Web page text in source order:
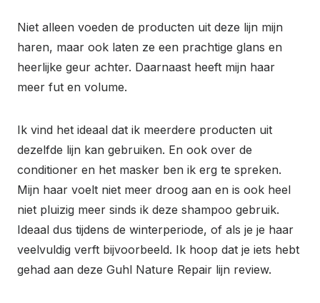
Niet alleen voeden de producten uit deze lijn mijn
haren, maar ook laten ze een prachtige glans en
heerlijke geur achter. Daarnaast heeft mijn haar
meer fut en volume.
Ik vind het ideaal dat ik meerdere producten uit
dezelfde lijn kan gebruiken. En ook over de
conditioner en het masker ben ik erg te spreken.
Mijn haar voelt niet meer droog aan en is ook heel
niet pluizig meer sinds ik deze shampoo gebruik.
Ideaal dus tijdens de winterperiode, of als je je haar
veelvuldig verft bijvoorbeeld. Ik hoop dat je iets hebt
gehad aan deze Guhl Nature Repair lijn review.